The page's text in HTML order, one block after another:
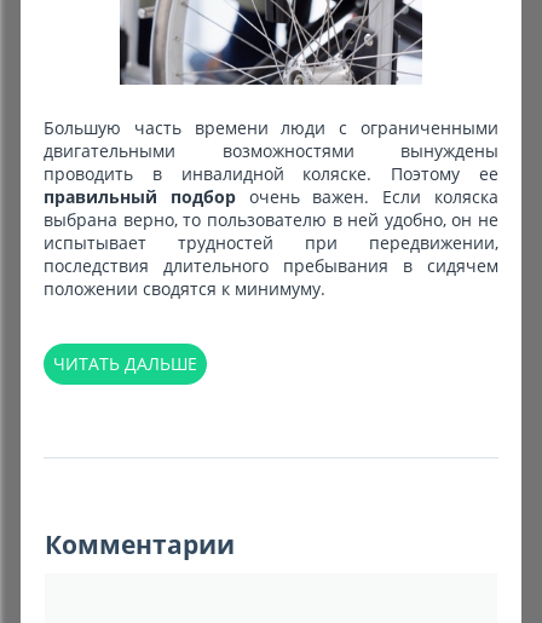
Большую часть времени люди с ограниченными
двигательными возможностями вынуждены
проводить в инвалидной коляске. Поэтому ее
правильный подборочень важен. Если коляска
выбрана верно, то пользователю в ней удобно, он не
испытывает трудностей при передвижении,
последствия длительного пребывания в сидячем
положении сводятся к минимуму.
ЧИТАТЬ ДАЛЬШЕ
Комментарии